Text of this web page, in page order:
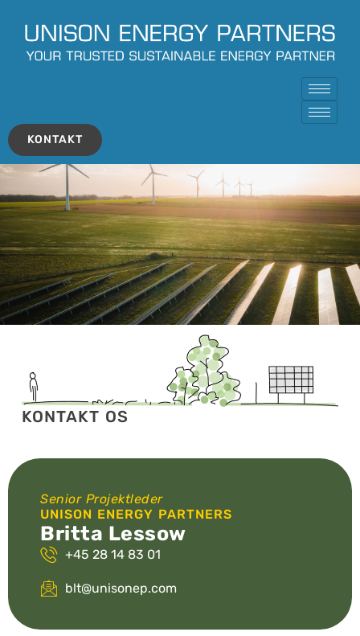
KONTAKT
KONTAKT OS
Senior Projektleder
UNISON ENERGY PARTNERS
Britta Lessow
+45 28 14 83 01
blt@unisonep.com